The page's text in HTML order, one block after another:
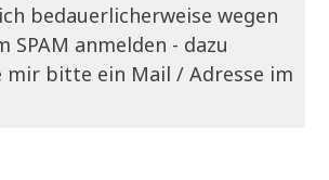
bedauerlicherweise wegen
SPAM anmelden - dazu
mir bitte ein Mail / Adresse im